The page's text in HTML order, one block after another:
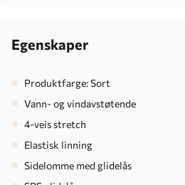
Egenskaper
Produktfarge: Sort
Vann- og vindavstøtende
4-veis stretch
Elastisk linning
Sidelomme med glidelås